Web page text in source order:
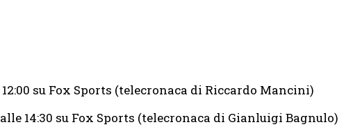
su Fox Sports (telecronaca di Riccardo Mancini)
14:30 su Fox Sports (telecronaca di Gianluigi Bagnulo)